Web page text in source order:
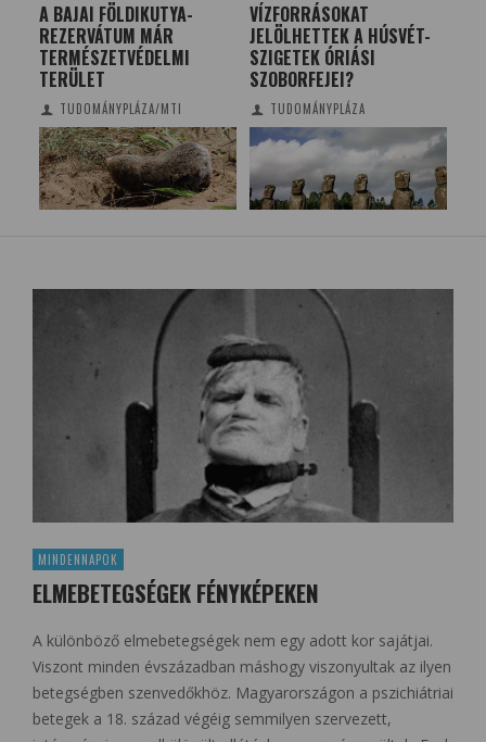
A BAJAI FÖLDIKUTYA-
REZERVÁTUM MÁR
TERMÉSZETVÉDELMI
TERÜLET
TUDOMÁNYPLÁZA/MTI
VÍZFORRÁSOKAT
JELÖLHETTEK A HÚSVÉT-
SZIGETEK ÓRIÁSI
SZOBORFEJEI?
TUDOMÁNYPLÁZA
MINDENNAPOK
ELMEBETEGSÉGEK FÉNYKÉPEKEN
A különböző elmebetegségek nem egy adott kor sajátjai.
Viszont minden évszázadban máshogy viszonyultak az ilyen
betegségben szenvedőkhöz. Magyarországon a pszichiátriai
betegek a 18. század végéig semmilyen szervezett,